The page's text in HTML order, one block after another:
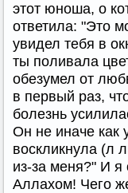
этот юноша, о
ответила: "Это
увидел тебя в
ты поливала
обезумел от
в первый раз,
болезнь
Он не иначе как
воскликнула (л
из-за меня?" И я
Аллахом! Чего